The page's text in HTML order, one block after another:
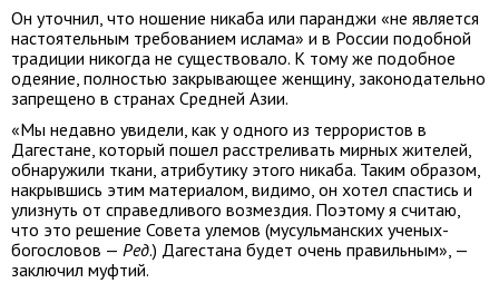
Он уточнил, что ношение никаба или паранджи «не является
настоятельным требованием ислама» и в России подобной
традиции никогда не существовало. К тому же подобное
одеяние, полностью закрывающее женщину, законодательно
запрещено в странах Средней Азии.
«Мы недавно увидели, как у одного из террористов в
Дагестане, который пошел расстреливать мирных жителей,
обнаружили ткани, атрибутику этого никаба. Таким образом,
накрывшись этим материалом, видимо, он хотел спастись и
улизнуть от справедливого возмездия. Поэтому я считаю,
что это решение Совета улемов (мусульманских ученых-
богословов — Ред.) Дагестана будет очень правильным», —
заключил муфтий.